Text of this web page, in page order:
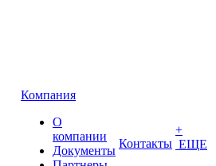
Компания
О
компании
Документы
Контакты
+
ЕЩЕ